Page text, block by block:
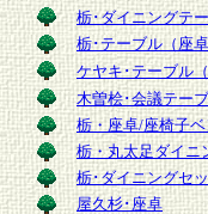
栃･ダイニングテ
栃･テーブル（座
ケヤキ･テーブル
木曽桧･会議テー
栃・座卓/座椅子
栃・丸太足ダイニ
栃･ダイニングセ
屋久杉･座卓